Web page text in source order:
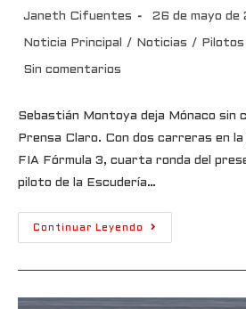
Janeth Cifuentes 26 de mayo de
Noticia Principal / Noticias /
Sin comentarios
Sebastián Montoya deja Mónaco sin
Prensa Claro. Con dos carreras en la
FIA Fórmula 3, cuarta ronda del
piloto de la Escudería…
Continuar Leyendo